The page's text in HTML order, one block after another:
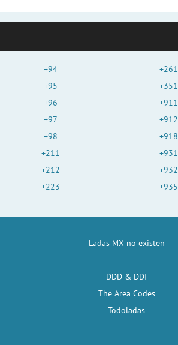
+94
+95
+96
+97
+98
+211
+212
+223
+261
+351
+911
+912
+918
+931
+932
+935
Ladas MX no existen
DDD & DDI
The Area Codes
Todoladas